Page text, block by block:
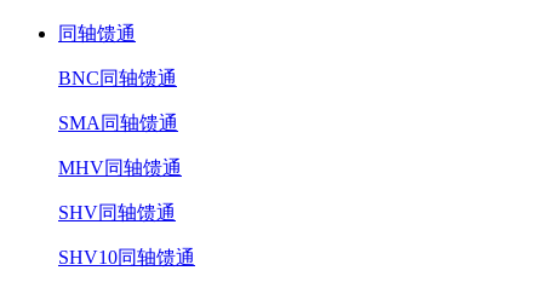
同轴馈通
BNC同轴馈通
SMA同轴馈通
MHV同轴馈通
SHV同轴馈通
SHV10同轴馈通